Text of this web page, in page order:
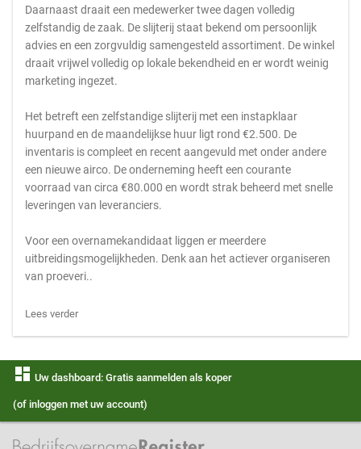
Daarnaast draait een medewerker twee dagen volledig
zelfstandig de zaak. De slijterij staat bekend om persoonlijk
advies en een zorgvuldig samengesteld assortiment. De winkel
draait vrijwel volledig op lokale bekendheid en er wordt weinig
marketing ingezet.
Het betreft een zelfstandige slijterij met een instapklaar
huurpand en de maandelijkse huur ligt rond €2.500. De
inventaris is compleet en recent aangevuld met onder andere
een nieuwe airco. De onderneming heeft een courante
voorraad van circa €80.000 en wordt strak beheerd met snelle
leveringen van leveranciers.
Voor een overnamekandidaat liggen er meerdere
uitbreidingsmogelijkheden. Denk aan het actiever organiseren
van proeveri..
Lees verder
dashboard Uw dashboard: Gratis aanmelden als koper
(of inloggen met uw account)